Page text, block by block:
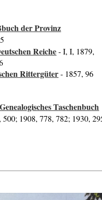
der Provinz
Reiche- I, I, 1879,
Rittergüter- 1857, 96
Taschenbuch
500; 1908, 778, 782; 1930,